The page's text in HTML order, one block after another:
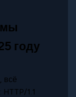
мы
году
всё
HTTP/1.1